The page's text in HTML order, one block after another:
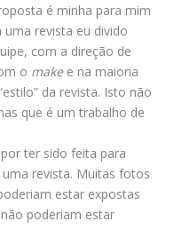
é minha para mim
revista eu divido
com a direção de
o makee na maioria
da revista. Isto não
que é um trabalho de
ter sido feita para
revista. Muitas fotos
estar expostas
poderiam estar